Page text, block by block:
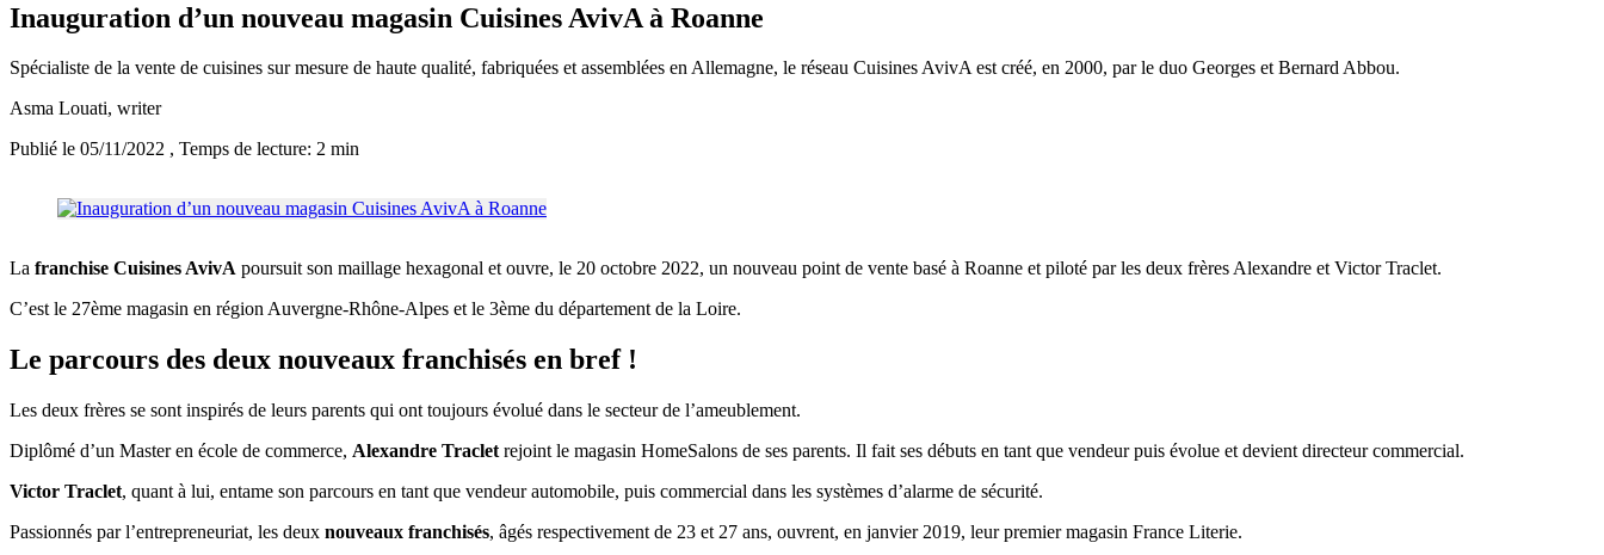
Inauguration d’un nouveau magasin Cuisines AvivA à Roanne
Spécialiste de la vente de cuisines sur mesure de haute qualité, fabriquées et assemblées en Allemagne, le réseau Cuisines AvivA est créé, en 2000, par le duo Georges et Bernard Abbou.
Asma Louati, writer
Publié le 05/11/2022 , Temps de lecture: 2 min
La franchise Cuisines AvivA poursuit son maillage hexagonal et ouvre, le 20 octobre 2022, un nouveau point de vente basé à Roanne et piloté par les deux frères Alexandre et Victor Traclet.
C’est le 27ème magasin en région Auvergne-Rhône-Alpes et le 3ème du département de la Loire.
Le parcours des deux nouveaux franchisés en bref !
Les deux frères se sont inspirés de leurs parents qui ont toujours évolué dans le secteur de l’ameublement.
Diplômé d’un Master en école de commerce, Alexandre Traclet rejoint le magasin HomeSalons de ses parents. Il fait ses débuts en tant que vendeur puis évolue et devient directeur commercial.
Victor Traclet, quant à lui, entame son parcours en tant que vendeur automobile, puis commercial dans les systèmes d’alarme de sécurité.
Passionnés par l’entrepreneuriat, les deux nouveaux franchisés, âgés respectivement de 23 et 27 ans, ouvrent, en janvier 2019, leur premier magasin France Literie.